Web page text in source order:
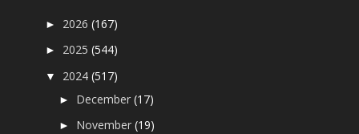
► 2026(167)
► 2025(544)
▼ 2024(517)
► December(17)
► November(19)